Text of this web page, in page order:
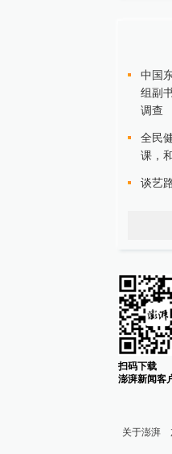
中国
组副
调查
全民
课，
谈艺
扫码下载
澎湃新闻客
关于澎湃